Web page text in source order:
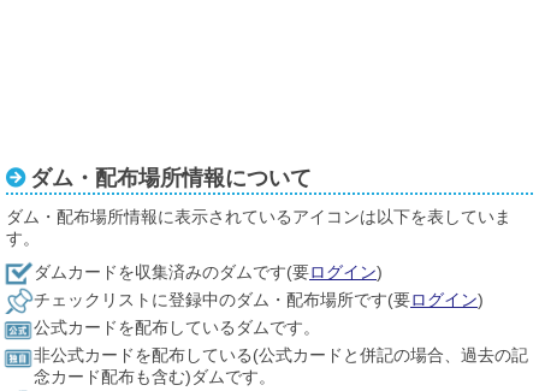
ダム・配布場所情報について
ダム・配布場所情報に表示されているアイコンは以下を表していま
す。
ダムカードを収集済みのダムです(要ログイン)
チェックリストに登録中のダム・配布場所です(要ログイン)
公式カードを配布しているダムです。
非公式カードを配布している(公式カードと併記の場合、過去の記
念カード配布も含む)ダムです。